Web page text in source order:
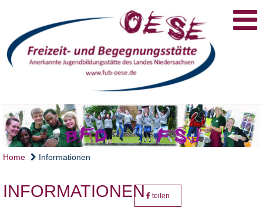
Home Informationen
INFORMATIONEN teilen